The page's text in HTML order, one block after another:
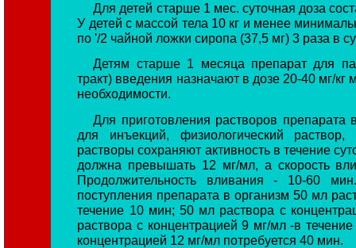
Для детей старше 1 мес. суточная доза
У детей с массой тела 10 кг и менее
по '/2 чайной ложки сиропа (37,5 мг) 3 раза в
Детям старше 1 месяца препарат для
тракт) введения назначают в дозе 20-40 мг/кг
необходимости.
Для приготовления растворов препарата
для инъекций, физиологический
растворы сохраняют активность в течение
должна превышать 12 мг/мл, а скорость
Продолжительность вливания - 10-60
поступления препарата в организм 50 мл
течение 10 мин; 50 мл раствора с
раствора с концентрацией 9 мг/мл -в
концентрацией 12 мг/мл потребуется 40 мин.